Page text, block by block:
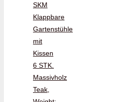
SKM
Klappbare
Gartenstühle
mit
Kissen
6 STK.
Massivholz
Teak,